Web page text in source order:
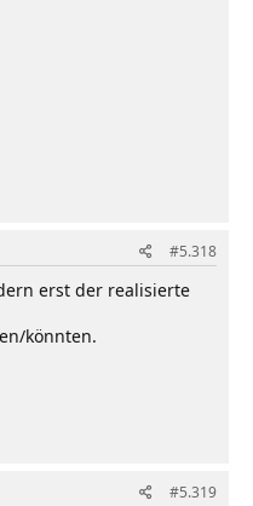
#5.318
erst der realisierte
könnten.
#5.319